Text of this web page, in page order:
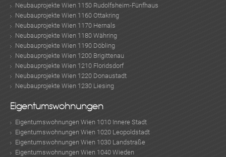
Neubauprojekte Wien 1150 Rudolfsheim-Fünfhaus
Neubauprojekte Wien 1160 Ottakring
Neubauprojekte Wien 1170 Hernals
Neubauprojekte Wien 1180 Währing
Neubauprojekte Wien 1190 Döbling
Neubauprojekte Wien 1200 Brigittenau
Neubauprojekte Wien 1210 Floridsdorf
Neubauprojekte Wien 1220 Donaustadt
Neubauprojekte Wien 1230 Liesing
Eigentumswohnungen
Eigentumswohnungen Wien 1010 Innere Stadt
Eigentumswohnungen Wien 1020 Leopoldstadt
Eigentumswohnungen Wien 1030 Landstraße
Eigentumswohnungen Wien 1040 Wieden